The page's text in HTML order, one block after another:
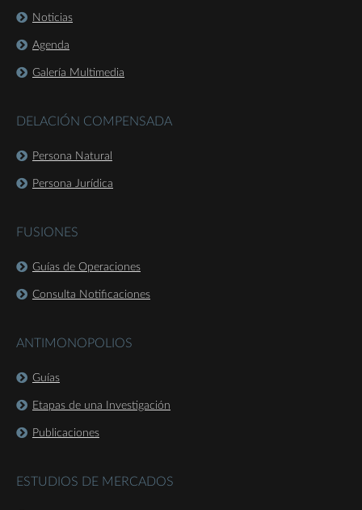
Noticias
Agenda
Galería Multimedia
DELACIÓN COMPENSADA
Persona Natural
Persona Jurídica
FUSIONES
Guías de Operaciones
Consulta Notificaciones
ANTIMONOPOLIOS
Guías
Etapas de una Investigación
Publicaciones
ESTUDIOS DE MERCADOS